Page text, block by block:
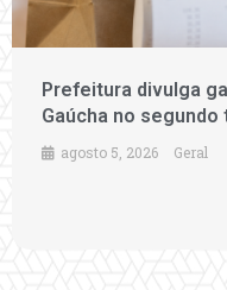
Prefeitura divulga
Gaúcha no
agosto 5, 2026 Geral